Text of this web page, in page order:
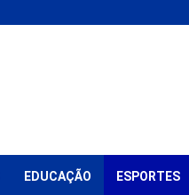
EDUCAÇÃO ESPORTES